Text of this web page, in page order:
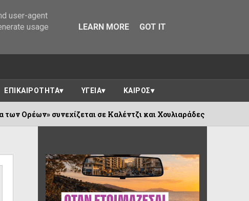
ΕΠΙΚΑΙΡΟΤΗΤΑ ΥΓΕΙΑ ΚΑΙΡΟΣ
σε Καλέντζι και Χουλιαράδες 06/08/2026
user-agent
usage
LEARN MORE GOT IT